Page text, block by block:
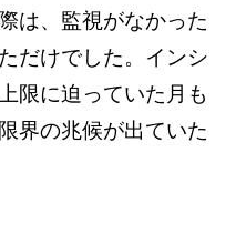
は、監視がなかった
だけでした。インシ
限に迫っていた月も
界の兆候が出ていた